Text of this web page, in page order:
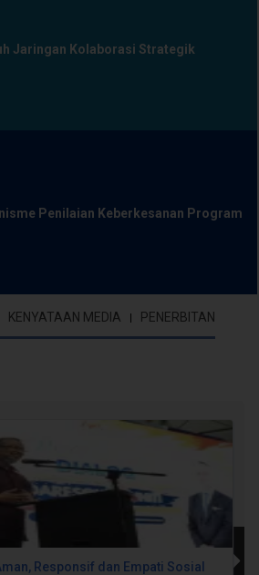
Jaringan Kolaborasi Strategik
Penilaian Keberkesanan Program
KENYATAAN MEDIA PENERBITAN
Responsif dan Empati Sosial